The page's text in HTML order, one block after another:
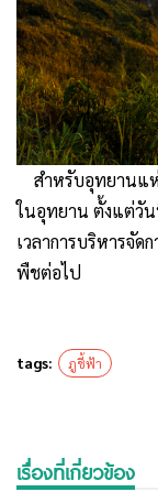
สำหรับอุทยานแห่
ในอุทยาน ตั้งแต่​วัน
เวลาการบริหารจั
พืช​ต่อไป
tags: ภูชี้ฟ้า
เรื่องที่เกี่ยวข้อง